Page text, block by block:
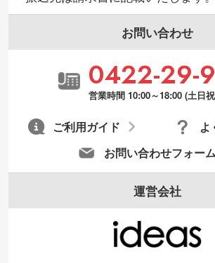
お問い合わせ
0422-29-
営業時間 10:00～18:00 (土日
お問い合わせフォー
よ
ご利用ガイド
運営会社